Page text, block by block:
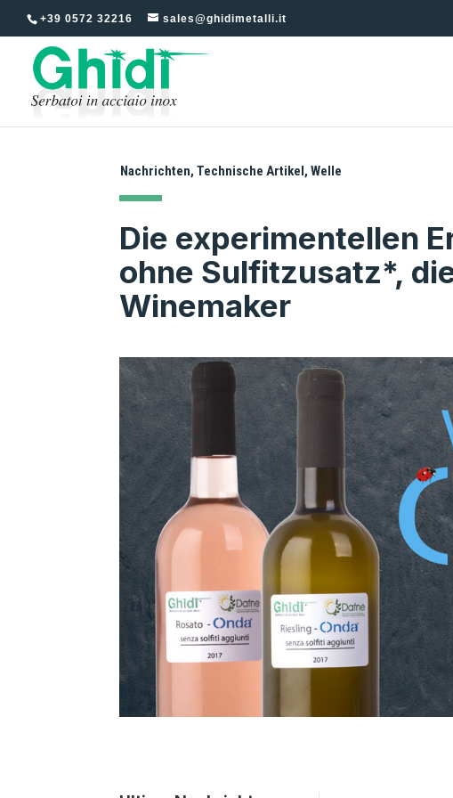
+39 0572 32216 sales@ghidimetalli.it
Nachrichten,Technische Artikel,Welle
Die experimentellen
ohne Sulfitzusatz*,
Winemaker